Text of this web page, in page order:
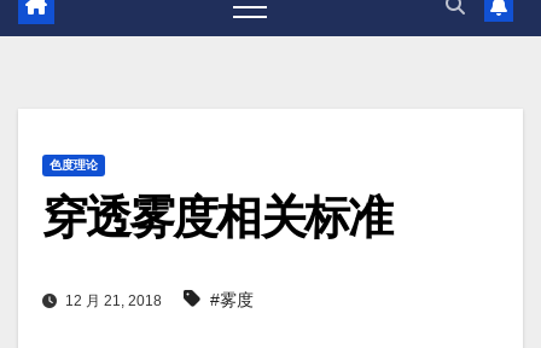
色度理论
穿透雾度相关标准
12 月 21, 2018 #雾度